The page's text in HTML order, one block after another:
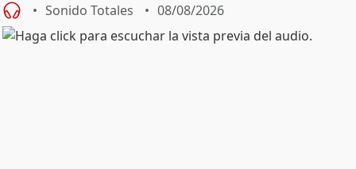
Sonido Totales 08/08/2026